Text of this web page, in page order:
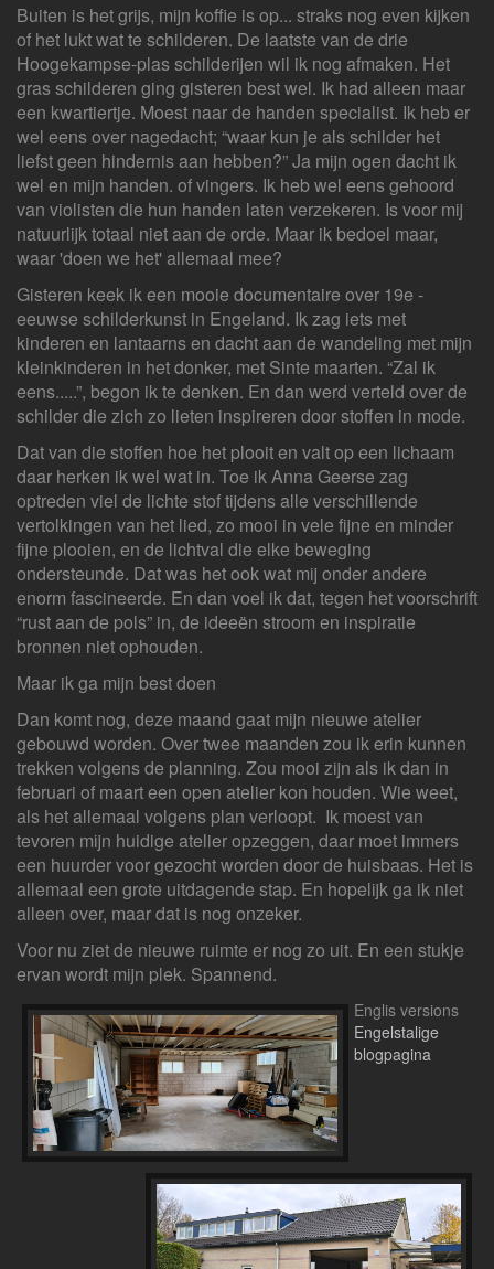
Buiten is het grijs, mijn koffie is op... straks nog even kijken
of het lukt wat te schilderen. De laatste van de drie
Hoogekampse-plas schilderijen wil ik nog afmaken. Het
gras schilderen ging gisteren best wel. Ik had alleen maar
een kwartiertje. Moest naar de handen specialist. Ik heb er
wel eens over nagedacht; “waar kun je als schilder het
liefst geen hindernis aan hebben?” Ja mijn ogen dacht ik
wel en mijn handen. of vingers. Ik heb wel eens gehoord
van violisten die hun handen laten verzekeren. Is voor mij
natuurlijk totaal niet aan de orde. Maar ik bedoel maar,
waar 'doen we het' allemaal mee?
Gisteren keek ik een mooie documentaire over 19e -
eeuwse schilderkunst in Engeland. Ik zag iets met
kinderen en lantaarns en dacht aan de wandeling met mijn
kleinkinderen in het donker, met Sinte maarten. “Zal ik
eens.....”, begon ik te denken. En dan werd verteld over de
schilder die zich zo lieten inspireren door stoffen in mode.
Dat van die stoffen hoe het plooit en valt op een lichaam
daar herken ik wel wat in. Toe ik Anna Geerse zag
optreden viel de lichte stof tijdens alle verschillende
vertolkingen van het lied, zo mooi in vele fijne en minder
fijne plooien, en de lichtval die elke beweging
ondersteunde. Dat was het ook wat mij onder andere
enorm fascineerde. En dan voel ik dat, tegen het voorschrift
“rust aan de pols” in, de ideeën stroom en inspiratie
bronnen niet ophouden.
Maar ik ga mijn best doen
Dan komt nog, deze maand gaat mijn nieuwe atelier
gebouwd worden. Over twee maanden zou ik erin kunnen
trekken volgens de planning. Zou mooi zijn als ik dan in
februari of maart een open atelier kon houden. Wie weet,
als het allemaal volgens plan verloopt. Ik moest van
tevoren mijn huidige atelier opzeggen, daar moet immers
een huurder voor gezocht worden door de huisbaas. Het is
allemaal een grote uitdagende stap. En hopelijk ga ik niet
alleen over, maar dat is nog onzeker.
Voor nu ziet de nieuwe ruimte er nog zo uit. En een stukje
ervan wordt mijn plek. Spannend.
Englis versions
Engelstalige
blogpagina